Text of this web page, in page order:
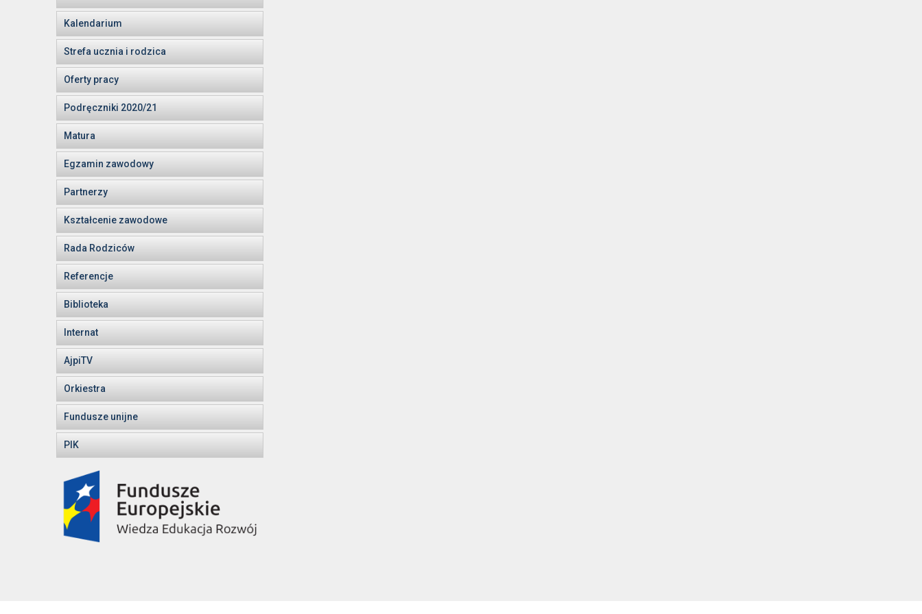
Kalendarium
Strefa ucznia i rodzica
Oferty pracy
Podręczniki 2020/21
Matura
Egzamin zawodowy
Partnerzy
Kształcenie zawodowe
Rada Rodziców
Referencje
Biblioteka
Internat
AjpiTV
Orkiestra
Fundusze unijne
PIK